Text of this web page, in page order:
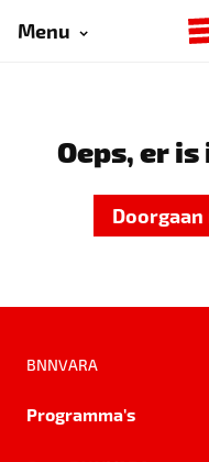
Menu
Oeps, er
Doorgaan
BNNVARA
Programma's